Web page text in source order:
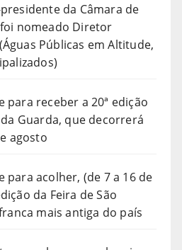
da Câmara de
nomeado Diretor
Públicas em Altitude,
para receber a 20ª edição
Guarda, que decorrerá
agosto
para acolher, (de 7 a 16 de
da Feira de São
mais antiga do país